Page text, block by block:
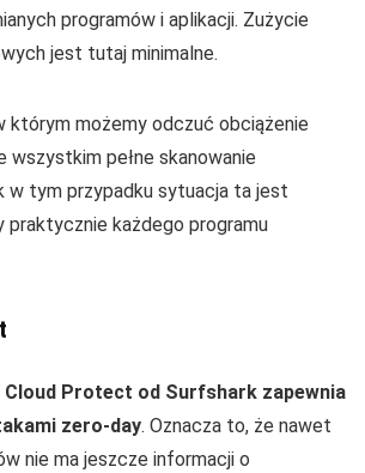
programów i aplikacji. Zużycie
jest tutaj minimalne.
którym możemy odczuć obciążenie
pełne skanowanie
w tym przypadku sytuacja ta jest
praktycznie każdego programu
Cloud Protect od Surfshark zapewnia
zero-day. Oznacza to, że nawet
nie ma jeszcze informacji o